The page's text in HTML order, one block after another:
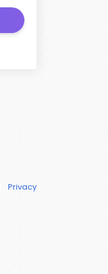
Privacy